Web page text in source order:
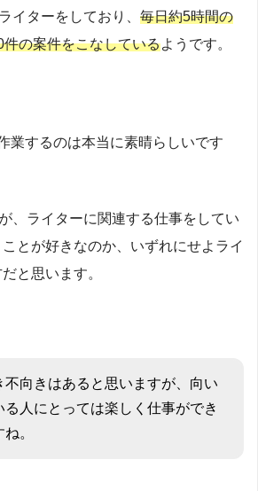
イターをしており、 毎日約5時間の
の案件をこなしている ようです。
業するのは本当に素晴らしいです
、ライターに関連する仕事をしてい
とが好きなのか、いずれにせよライ
と思います。
不向きはあると思いますが、向い
る人にとっては楽しく仕事ができ
ね。